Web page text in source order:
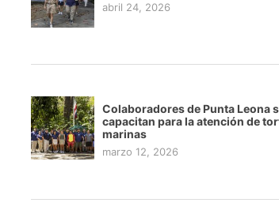
abril 24, 2026
Colaboradores de Punta Leona
capacitan para la atención de
marinas
marzo 12, 2026